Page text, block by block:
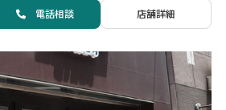
電話相談 店舗詳細